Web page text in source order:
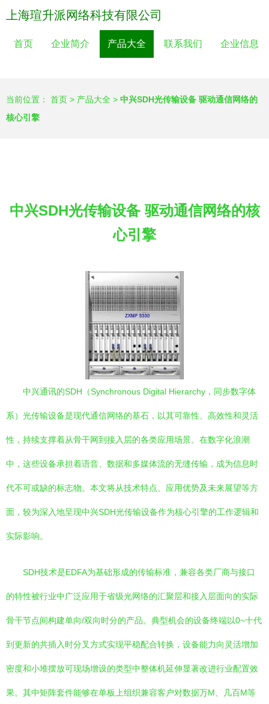
上海瑄升派网络科技有限公司
首页 企业简介 产品大全 联系我们 企业信息
当前位置： 首页 > 产品大全 > 中兴SDH光传输设备 驱动通信网络的
核心引擎
中兴SDH光传输设备 驱动通信网络的核
心引擎
中兴通讯的SDH（Synchronous Digital Hierarchy，同步数字体
系）光传输设备是现代通信网络的基石，以其可靠性、高效性和灵活
性，持续支撑着从骨干网到接入层的各类应用场景。在数字化浪潮
中，这些设备承担着语音、数据和多媒体流的无缝传输，成为信息时
代不可或缺的标志物。本文将从技术特点、应用优势及未来展望等方
面，较为深入地呈现中兴SDH光传输设备作为核心引擎的工作逻辑和
实际影响。
SDH技术是EDFA为基础形成的传输标准，兼容各类厂商与接口
的特性被行业中广泛应用于省级光网络的汇聚层和接入层面向的实际
骨干节点间构建单向/双向时分的产品。典型机会的设备终端以0~十代
到更新的共插入时分叉方式实现平稳配合转换，设备能力向灵活增加
密度和小堆摆放可现场增设的类型中整体机延伸显著改进行业配置效
果。其中矩阵套件能够在单板上组织兼容客户对数据万M、几百M等